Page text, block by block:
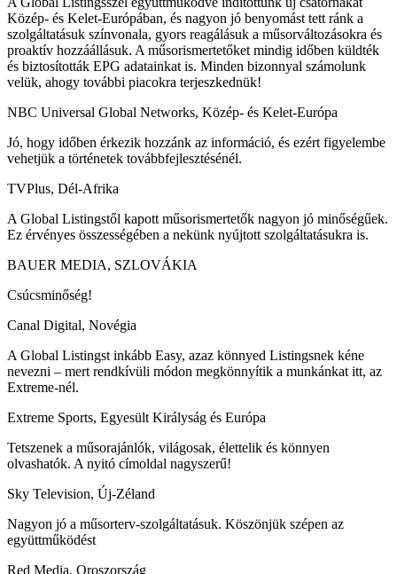
Közép- és Kelet-Európában, és nagyon jó benyomást tett ránk a
szolgáltatásuk színvonala, gyors reagálásuk a műsorváltozásokra és
proaktív hozzáállásuk. A műsorismertetőket mindig időben küldték
és biztosították EPG adatainkat is. Minden bizonnyal számolunk
velük, ahogy további piacokra terjeszkednük!
NBC Universal Global Networks, Közép- és Kelet-Európa
Jó, hogy időben érkezik hozzánk az információ, és ezért figyelembe
vehetjük a történetek továbbfejlesztésénél.
TVPlus, Dél-Afrika
A Global Listingstől kapott műsorismertetők nagyon jó minőségűek.
Ez érvényes összességében a nekünk nyújtott szolgáltatásukra is.
BAUER MEDIA, SZLOVÁKIA
Csúcsminőség!
Canal Digital, Novégia
A Global Listingst inkább Easy, azaz könnyed Listingsnek kéne
nevezni – mert rendkívüli módon megkönnyítik a munkánkat itt, az
Extreme-nél.
Extreme Sports, Egyesült Királyság és Európa
Tetszenek a műsorajánlók, világosak, élettelik és könnyen
olvashatók. A nyitó címoldal nagyszerű!
Sky Television, Új-Zéland
Nagyon jó a műsorterv-szolgáltatásuk. Köszönjük szépen az
együttműködést
Red Media, Oroszország